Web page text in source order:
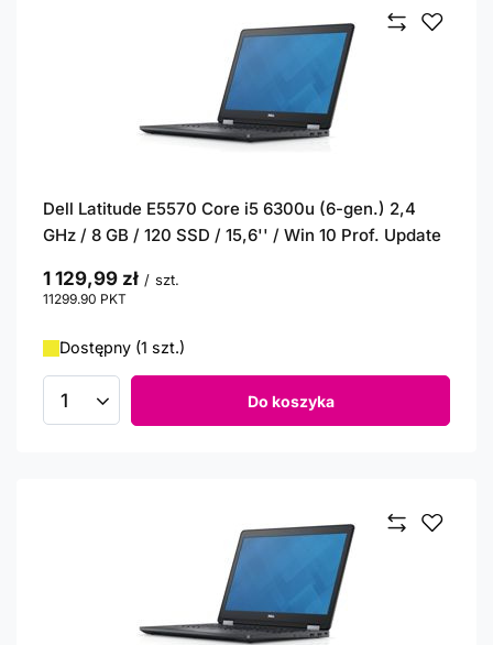
Dell Latitude E5570 Core i5 6300u (6-gen.) 2,4
GHz / 8 GB / 120 SSD / 15,6'' / Win 10 Prof. Update
1 129,99 zł / szt.
11299.90 PKT
Dostępny (1 szt.)
Ilość produktów Do koszyka